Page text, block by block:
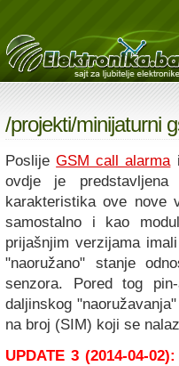
/projekti/minijaturni
PoslijeGSM call alarmai
ovdje je
karakteristika ove
samostalno i kao
prijašnjim verzijama
"naoružano" stanje
senzora. Pored tog
daljinskog
na broj (SIM) koji se
UPDATE 3 (2014-04-02):